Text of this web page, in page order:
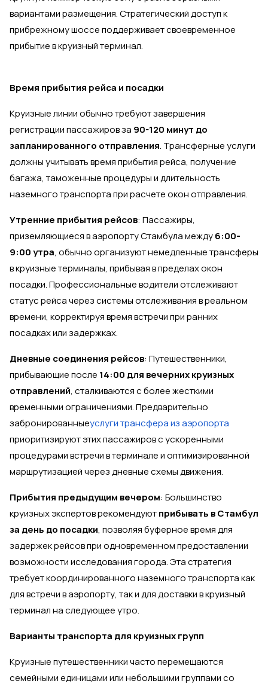
вариантами размещения. Стратегический доступ к
прибрежному шоссе поддерживает своевременное
прибытие в круизный терминал.
Время прибытия рейса и посадки
Круизные линии обычно требуют завершения
регистрации пассажиров за 90-120 минут до
запланированного отправления. Трансферные услуги
должны учитывать время прибытия рейса, получение
багажа, таможенные процедуры и длительность
наземного транспорта при расчете окон отправления.
Утренние прибытия рейсов: Пассажиры,
приземляющиеся в аэропорту Стамбула между6:00-
9:00 утра, обычно организуют немедленные трансферы
в круизные терминалы, прибывая в пределах окон
посадки. Профессиональные водители отслеживают
статус рейса через системы отслеживания в реальном
времени, корректируя время встречи при ранних
посадках или задержках.
Дневные соединения рейсов: Путешественники,
прибывающие после 14:00 для вечерних круизных
отправлений, сталкиваются с более жесткими
временными ограничениями. Предварительно
забронированныеуслуги трансфера из аэропорта
приоритизируют этих пассажиров с ускоренными
процедурами встречи в терминале и оптимизированной
маршрутизацией через дневные схемы движения.
Прибытия предыдущим вечером: Большинство
круизных экспертов рекомендуютприбывать в Стамбул
за день до посадки, позволяя буферное время для
задержек рейсов при одновременном предоставлении
возможности исследования города. Эта стратегия
требует координированного наземного транспорта как
для встречи в аэропорту, так и для доставки в круизный
терминал на следующее утро.
Варианты транспорта для круизных групп
Круизные путешественники часто перемещаются
семейными единицами или небольшими группами со